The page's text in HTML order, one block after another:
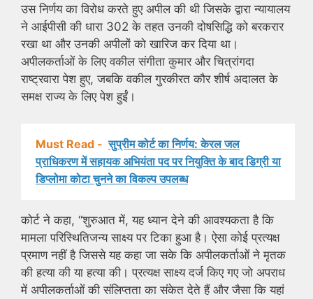
उस निर्णय का विरोध करते हुए अपील की थी जिसके द्वारा न्यायालय
ने आईपीसी की धारा 302 के तहत उनकी दोषसिद्धि को बरकरार
रखा था और उनकी अपीलों को खारिज कर दिया था।
अपीलकर्ताओं के लिए वकील संगीता कुमार और चित्रांगदा
राष्ट्रवारा पेश हुए, जबकि वकील गुरकीरत कौर शीर्ष अदालत के
समक्ष राज्य के लिए पेश हुईं।
Must Read - सुप्रीम कोर्ट का निर्णय: केरल जल
प्राधिकरण में सहायक अभियंता पद पर नियुक्ति के बाद डिग्री या
डिप्लोमा कोटा चुनने का विकल्प उपलब्ध
कोर्ट ने कहा, “शुरुआत में, यह ध्यान देने की आवश्यकता है कि
मामला परिस्थितिजन्य साक्ष्य पर टिका हुआ है। ऐसा कोई प्रत्यक्ष
प्रमाण नहीं है जिससे यह कहा जा सके कि अपीलकर्ताओं ने मृतक
की हत्या की या हत्या की। प्रत्यक्ष साक्ष्य दर्ज किए गए जो अपराध
में अपीलकर्ताओं की संलिप्तता का संकेत देते हैं और जैसा कि यहां